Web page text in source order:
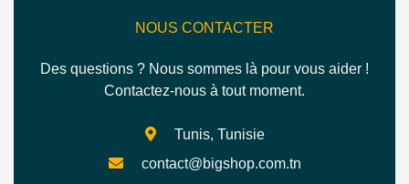
NOUS CONTACTER
Des questions ? Nous sommes là pour vous aider !
Contactez-nous à tout moment.
Tunis, Tunisie
contact@bigshop.com.tn